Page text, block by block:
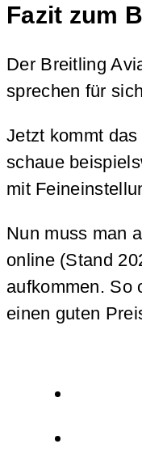
Fazit zum
Der Breitling
sprechen für
Jetzt kommt das
schaue
mit
Nun muss man
online (Stand
aufkommen. So
einen guten